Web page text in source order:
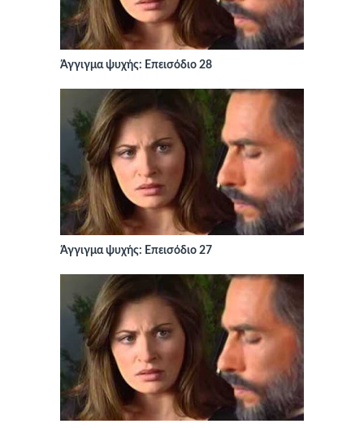
Άγγιγμα ψυχής: Επεισόδιο 28
Άγγιγμα ψυχής: Επεισόδιο 27